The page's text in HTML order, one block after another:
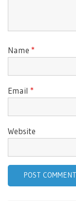
Name *
Email *
Website